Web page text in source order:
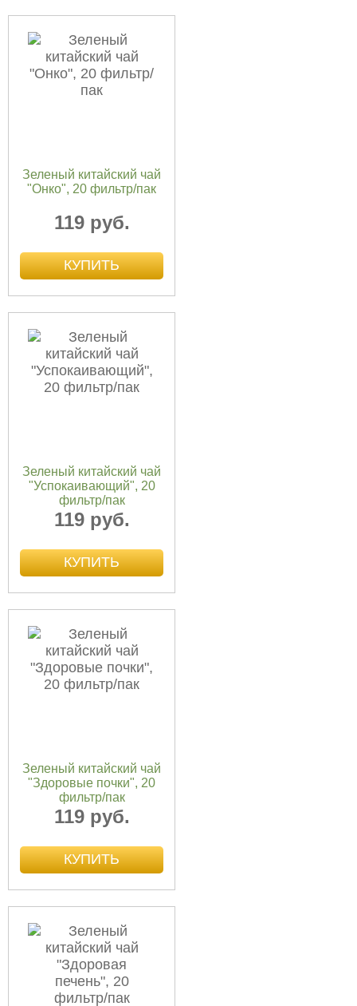
Зеленый китайский чай
"Онко", 20 фильтр/пак
119 руб.
Зеленый китайский чай
"Успокаивающий", 20
фильтр/пак
119 руб.
Зеленый китайский чай
"Здоровые почки", 20
фильтр/пак
119 руб.